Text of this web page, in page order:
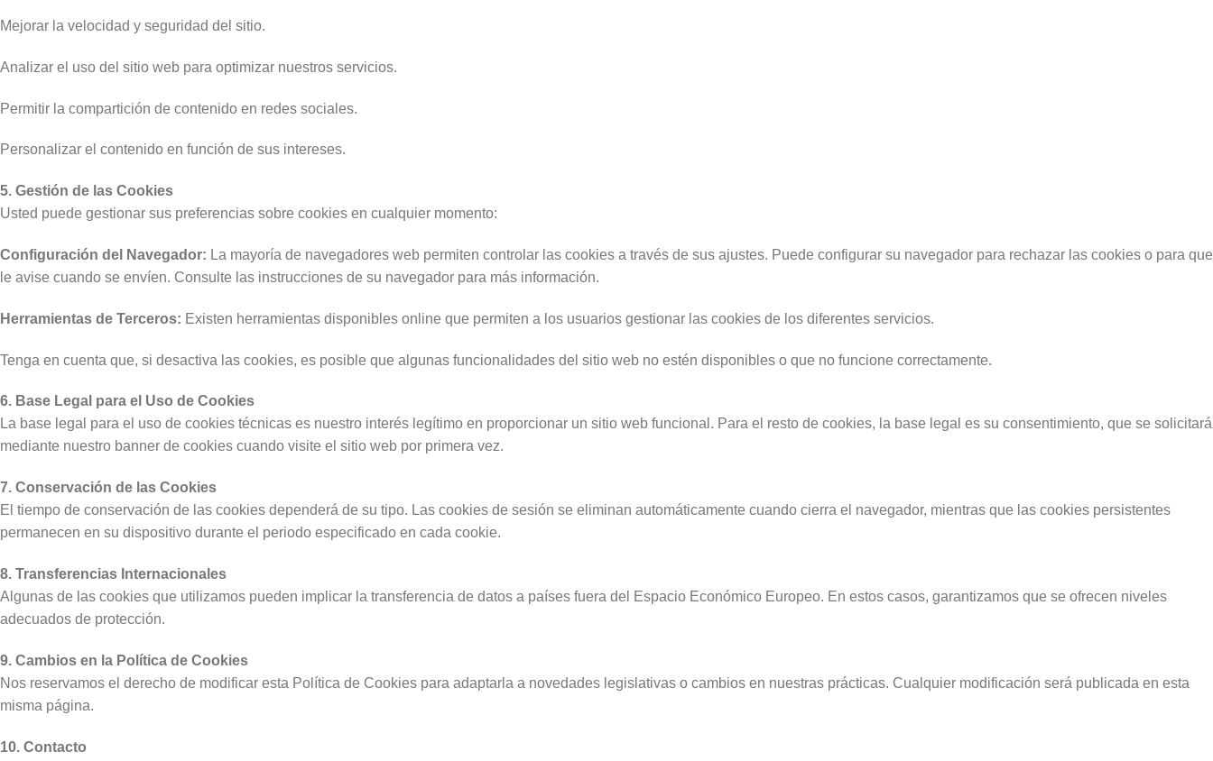
Mejorar la velocidad y seguridad del sitio.
Analizar el uso del sitio web para optimizar nuestros servicios.
Permitir la compartición de contenido en redes sociales.
Personalizar el contenido en función de sus intereses.
5. Gestión de las Cookies
Usted puede gestionar sus preferencias sobre cookies en cualquier momento:
Configuración del Navegador: La mayoría de navegadores web permiten controlar las cookies a través de sus ajustes. Puede configurar su navegador para rechazar las cookies o para que
le avise cuando se envíen. Consulte las instrucciones de su navegador para más información.
Herramientas de Terceros: Existen herramientas disponibles online que permiten a los usuarios gestionar las cookies de los diferentes servicios.
Tenga en cuenta que, si desactiva las cookies, es posible que algunas funcionalidades del sitio web no estén disponibles o que no funcione correctamente.
6. Base Legal para el Uso de Cookies
La base legal para el uso de cookies técnicas es nuestro interés legítimo en proporcionar un sitio web funcional. Para el resto de cookies, la base legal es su consentimiento, que se solicitará
mediante nuestro banner de cookies cuando visite el sitio web por primera vez.
7. Conservación de las Cookies
El tiempo de conservación de las cookies dependerá de su tipo. Las cookies de sesión se eliminan automáticamente cuando cierra el navegador, mientras que las cookies persistentes
permanecen en su dispositivo durante el periodo especificado en cada cookie.
8. Transferencias Internacionales
Algunas de las cookies que utilizamos pueden implicar la transferencia de datos a países fuera del Espacio Económico Europeo. En estos casos, garantizamos que se ofrecen niveles
adecuados de protección.
9. Cambios en la Política de Cookies
Nos reservamos el derecho de modificar esta Política de Cookies para adaptarla a novedades legislativas o cambios en nuestras prácticas. Cualquier modificación será publicada en esta
misma página.
10. Contacto